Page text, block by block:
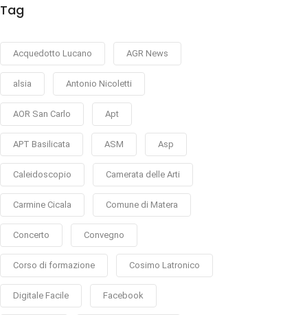
Tag
Acquedotto Lucano AGR News
alsia Antonio Nicoletti
AOR San Carlo Apt
APT Basilicata ASM Asp
Caleidoscopio Camerata delle Arti
Carmine Cicala Comune di Matera
Concerto Convegno
Corso di formazione Cosimo Latronico
Digitale Facile Facebook